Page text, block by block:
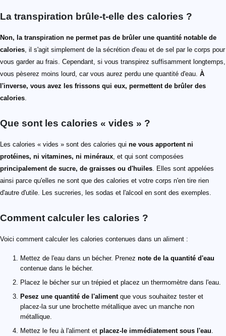
La transpiration brûle-t-elle des calories ?
Non, la transpiration ne permet pas de brûler une quantité notable de
calories, il s'agit simplement de la sécrétion d'eau et de sel par le corps pour
vous garder au frais. Cependant, si vous transpirez suffisamment longtemps,
vous pèserez moins lourd, car vous aurez perdu une quantité d'eau. À
l'inverse, vous avez les frissons qui eux, permettent de brûler des
calories.
Que sont les calories « vides » ?
Les calories « vides » sont des calories qui ne vous apportent ni
protéines, ni vitamines, ni minéraux, et qui sont composées
principalement de sucre, de graisses ou d'huiles. Elles sont appelées
ainsi parce qu'elles ne sont que des calories et votre corps n'en tire rien
d'autre d'utile. Les sucreries, les sodas et l'alcool en sont des exemples.
Comment calculer les calories ?
Voici comment calculer les calories contenues dans un aliment :
Mettez de l'eau dans un bécher. Prenez note de la quantité d'eau
contenue dans le bécher.
Placez le bécher sur un trépied et placez un thermomètre dans l'eau.
Pesez une quantité de l'alimentque vous souhaitez tester et
placez-la sur une brochette métallique avec un manche non
métallique.
Mettez le feu à l'aliment et placez-le immédiatement sous l'eau.